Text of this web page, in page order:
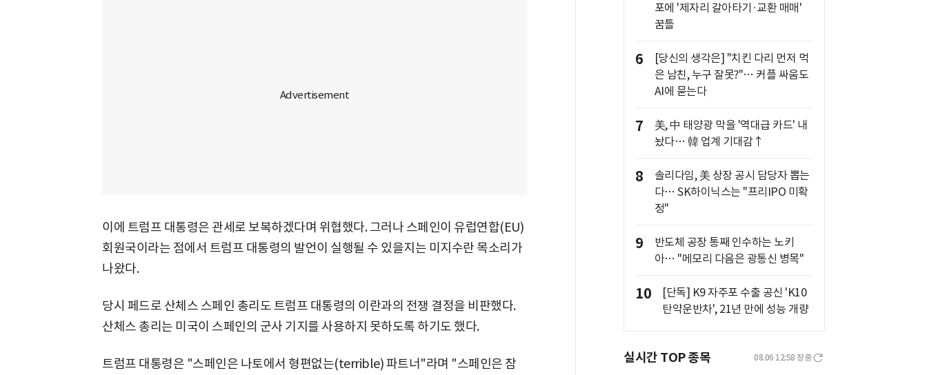
이에 트럼프 대통령은 관세로 보복하겠다며 위협했다. 그러나 스페인이 유럽연합(EU)
회원국이라는 점에서 트럼프 대통령의 발언이 실행될 수 있을지는 미지수란 목소리가
나왔다.
당시 페드로 산체스 스페인 총리도 트럼프 대통령의 이란과의 전쟁 결정을 비판했다.
산체스 총리는 미국이 스페인의 군사 기지를 사용하지 못하도록 하기도 했다.
트럼프 대통령은 "스페인은 나토에서 형편없는(terrible) 파트너"라며 "스페인은 참
포에 '제자리 갈아타기·교환 매매'
꿈틀
6
[당신의 생각은] "치킨 다리 먼저 먹
은 남친, 누구 잘못?"… 커플 싸움도
AI에 묻는다
7
美, 中 태양광 막을 '역대급 카드' 내
놨다… 韓 업계 기대감↑
8
솔리다임, 美 상장 공시 담당자 뽑는
다… SK하이닉스는 "프리IPO 미확
정"
9
반도체 공장 통째 인수하는 노키
아… "메모리 다음은 광통신 병목"
10
[단독] K9 자주포 수출 공신 'K10
탄약운반차', 21년 만에 성능 개량
실시간 TOP 종목 08.06 12:58 장중